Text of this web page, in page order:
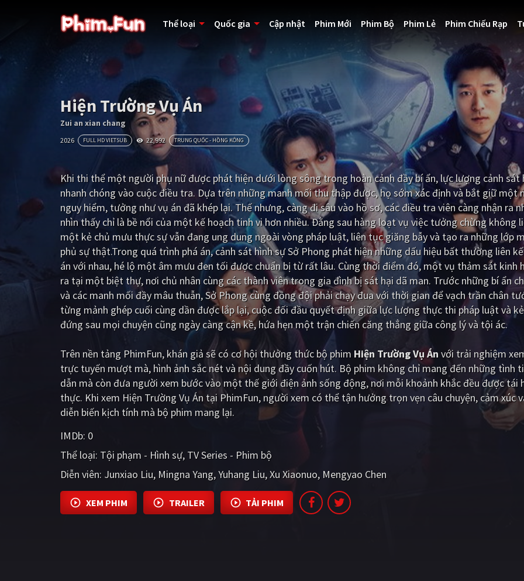
Thể loại Quốc gia Cập nhật Phim Mới Phim Bộ Phim Lẻ Phim Chiếu Rạp
Hiện Trường Vụ Án
Zui an xian chang
2026 FULL HD VIETSUB 22,992 TRUNG QUỐC - HỒNG KÔNG
Khi thi thể một người phụ nữ được phát hiện dưới lòng sông trong hoàn cảnh đầy bí ẩn, lực lượng cảnh sát
nhanh chóng vào cuộc điều tra. Dựa trên những manh mối thu thập được, họ sớm xác định và bắt giữ một
nguy hiểm, tưởng như vụ án đã khép lại. Thế nhưng, càng đi sâu vào hồ sơ, các điều tra viên càng nhận ra
nhìn thấy chỉ là bề nổi của một kế hoạch tinh vi hơn nhiều. Đằng sau hàng loạt vụ việc tưởng chừng không
một kẻ chủ mưu thực sự vẫn đang ung dung ngoài vòng pháp luật, liên tục giăng bẫy và tạo ra những lớp
phủ sự thật.Trong quá trình phá án, cảnh sát hình sự Sở Phong phát hiện những dấu hiệu bất thường liên
án với nhau, hé lộ một âm mưu đen tối được chuẩn bị từ rất lâu. Cùng thời điểm đó, một vụ thảm sát kinh
ra tại một biệt thự, nơi chủ nhân cùng các thành viên trong gia đình bị sát hại dã man. Trước những bí ẩn
và các manh mối đầy mâu thuẫn, Sở Phong cùng đồng đội phải chạy đua với thời gian để vạch trần chân
từng mảnh ghép cuối cùng dần được lắp lại, cuộc đối đầu quyết định giữa lực lượng thực thi pháp luật và
đứng sau mọi chuyện cũng ngày càng cận kề, hứa hẹn một trận chiến căng thẳng giữa công lý và tội ác.
Trên nền tảng PhimFun, khán giả sẽ có cơ hội thưởng thức bộ phim Hiện Trường Vụ Án với trải nghiệm
trực tuyến mượt mà, hình ảnh sắc nét và nội dung đầy cuốn hút. Bộ phim không chỉ mang đến những tình
dẫn mà còn đưa người xem bước vào một thế giới điện ảnh sống động, nơi mỗi khoảnh khắc đều được tái
thực. Khi xem Hiện Trường Vụ Án tại PhimFun, người xem có thể tận hưởng trọn vẹn câu chuyện, cảm xúc
diễn biến kịch tính mà bộ phim mang lại.
IMDb: 0
Thể loại: Tội phạm - Hình sự TV Series - Phim bộ
Diễn viên: Junxiao Liu Mingna Yang Yuhang Liu Xu Xiaonuo Mengyao Chen
XEM PHIM TRAILER TẢI PHIM